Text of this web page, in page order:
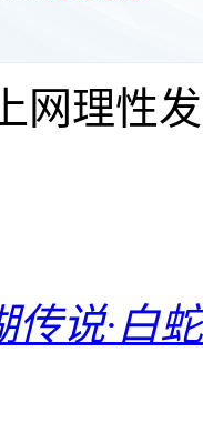
网理性
传说·白